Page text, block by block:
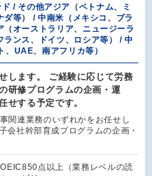
/ その他アジア（ベトナム、ミ
等） / 中南米（メキシコ、ブラ
オーストラリア、ニュージーラ
ンス、ドイツ、ロシア等） / 中
UAE、南アフリカ等）
します。 ご経験に応じて労務
研修プログラムの企画・運
せする予定です。
関連業務のいずれかをお任せし
会社幹部育成プログラムの企画・
点以上（業務レベルの読